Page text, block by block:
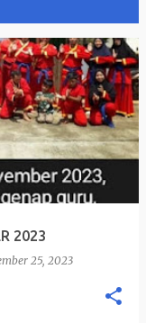
2023
25, 2023